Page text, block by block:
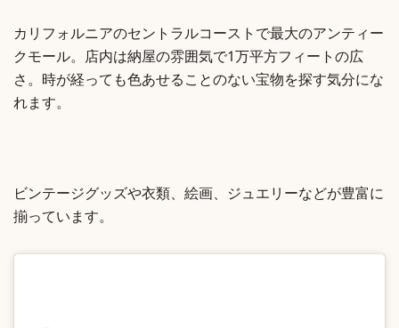
カリフォルニアのセントラルコーストで最大のアンティー
クモール。店内は納屋の雰囲気で1万平方フィートの広
さ。時が経っても色あせることのない宝物を探す気分にな
れます。
ビンテージグッズや衣類、絵画、ジュエリーなどが豊富に
揃っています。